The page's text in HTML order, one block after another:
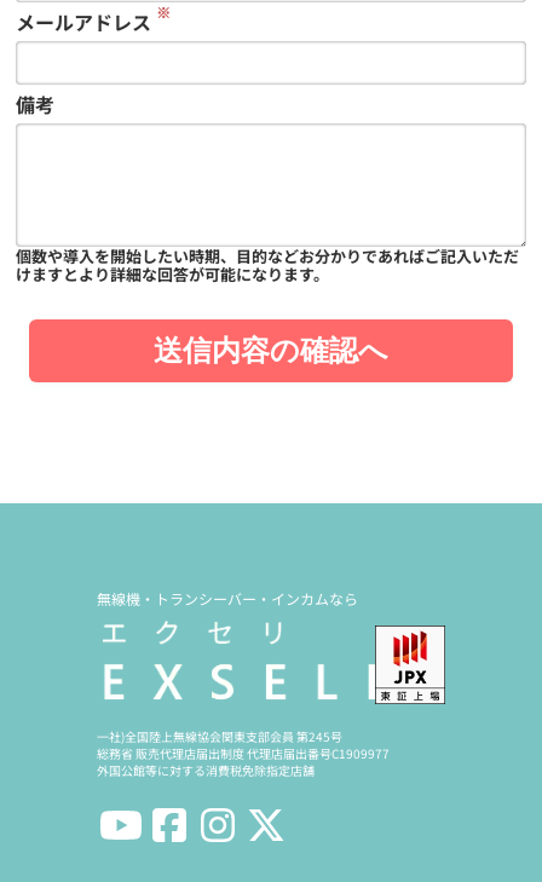
メールアドレス ※
備考
個数や導入を開始したい時期、目的などお分かりであればご記入いただ
けますとより詳細な回答が可能になります。
送信内容の確認へ
無線機・トランシーバー・インカムなら
一社)全国陸上無線協会関東支部会員 第245号
総務省 販売代理店届出制度 代理店届出番号C1909977
外国公館等に対する消費税免除指定店舗